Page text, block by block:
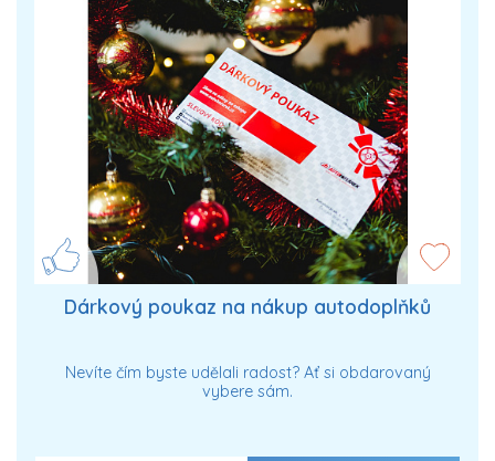
Dárkový poukaz na nákup autodoplňků
Nevíte čím byste udělali radost? Ať si obdarovaný
vybere sám.